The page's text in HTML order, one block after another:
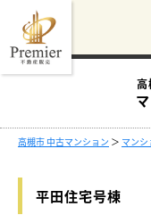
高
高槻市 中古マンション ＞ マン
平田住宅号棟